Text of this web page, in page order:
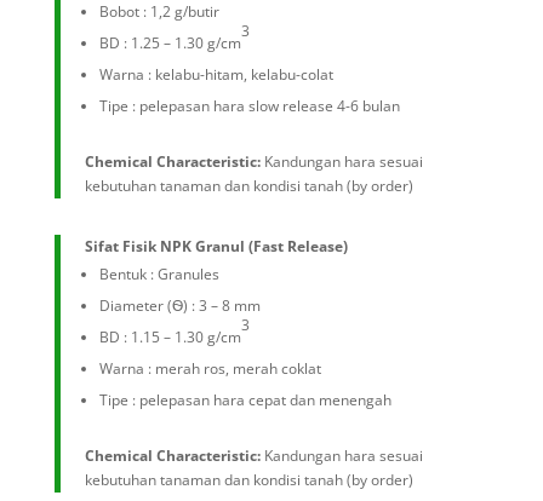
Bobot : 1,2 g/butir
BD : 1.25 – 1.30 g/cm
3
Warna : kelabu-hitam, kelabu-colat
Tipe : pelepasan hara slow release 4-6 bulan
Chemical Characteristic: Kandungan hara sesuai
kebutuhan tanaman dan kondisi tanah (by order)
Sifat Fisik NPK Granul (Fast Release)
Bentuk : Granules
Diameter (Ѳ) : 3 – 8 mm
BD : 1.15 – 1.30 g/cm
3
Warna : merah ros, merah coklat
Tipe : pelepasan hara cepat dan menengah
Chemical Characteristic: Kandungan hara sesuai
kebutuhan tanaman dan kondisi tanah (by order)